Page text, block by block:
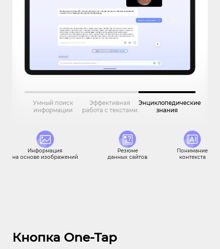
Умный поиск
информации
Эффективная
работа с текстами
Энциклопедические
знания
Информация
на основе изображений
Резюме
данных сайтов
Понимание
контекста
Кнопка One-Tap